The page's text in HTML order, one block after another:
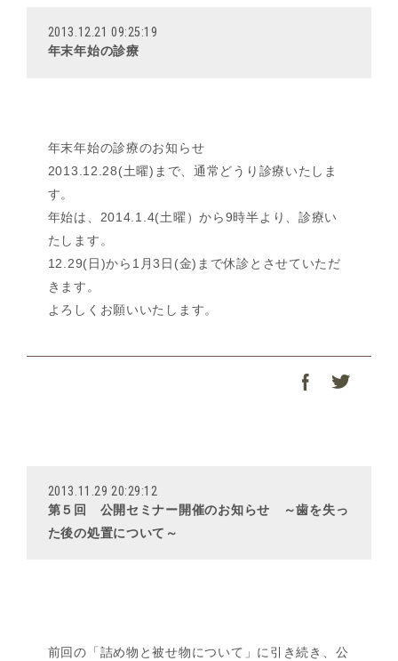
2013.12.21 09:25:19
年末年始の診療
年末年始の診療のお知らせ
2013.12.28(土曜)まで、通常どうり診療いたしま
す。
年始は、2014.1.4(土曜）から9時半より、診療い
たします。
12.29(日)から1月3日(金)まで休診とさせていただ
きます。
よろしくお願いいたします。
2013.11.29 20:29:12
第５回 公開セミナー開催のお知らせ ～歯を失っ
た後の処置について～
前回の「詰め物と被せ物について」に引き続き、公